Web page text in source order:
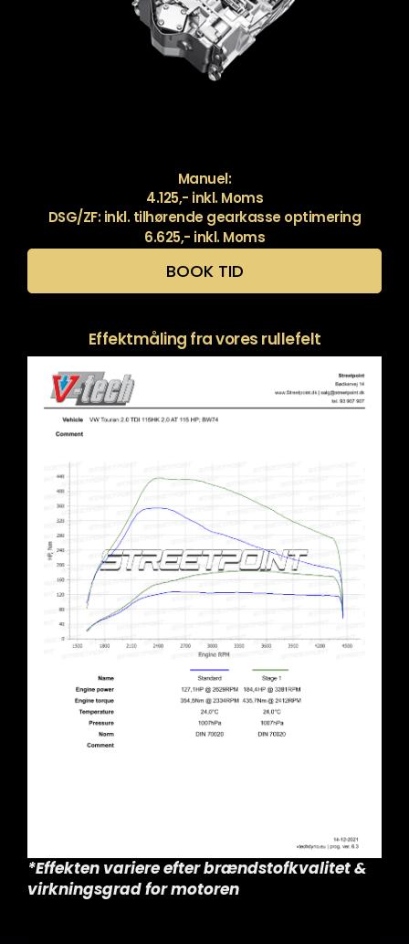
Manuel:
4.125,- inkl. Moms
DSG/ZF: inkl. tilhørende gearkasse optimering
6.625,- inkl. Moms
BOOK TID
Effektmåling fra vores rullefelt
*Effekten variere efter brændstofkvalitet &
virkningsgrad for motoren